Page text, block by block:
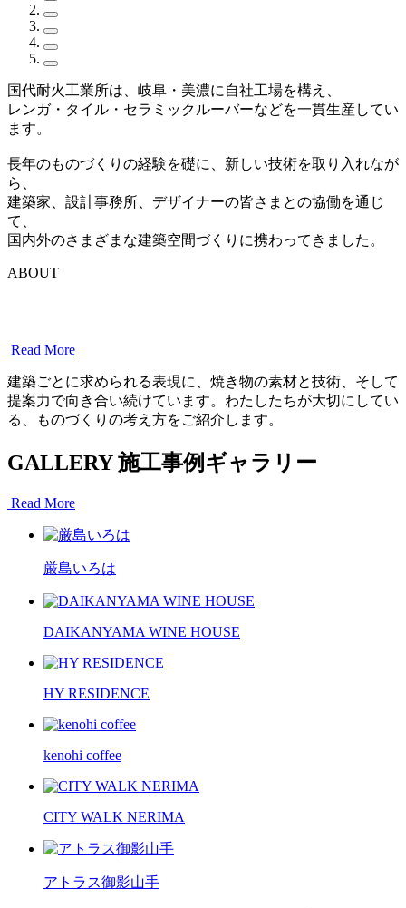
国代耐火工業所は、岐阜・美濃に自社工場を構え、
レンガ・タイル・セラミックルーバーなどを一貫生産してい
ます。
長年のものづくりの経験を礎に、新しい技術を取り入れなが
ら、
建築家、設計事務所、デザイナーの皆さまとの協働を通じ
て、
国内外のさまざまな建築空間づくりに携わってきました。
ABOUT
の
建
築
に
し
な
を。
Read More
建築ごとに求められる表現に、焼き物の素材と技術、そして
提案力で向き合い続けています。わたしたちが大切にしてい
る、ものづくりの考え方をご紹介します。
GALLERY 施工事例ギャラリー
Read More
厳島いろは
DAIKANYAMA WINE HOUSE
HY RESIDENCE
kenohi coffee
CITY WALK NERIMA
アトラス御影山手